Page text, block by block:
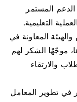
الدعم المستمر
التعليمية.
المعاونة في
موجّهًا الشكر لهم
والارتقاء
في تطوير المعامل